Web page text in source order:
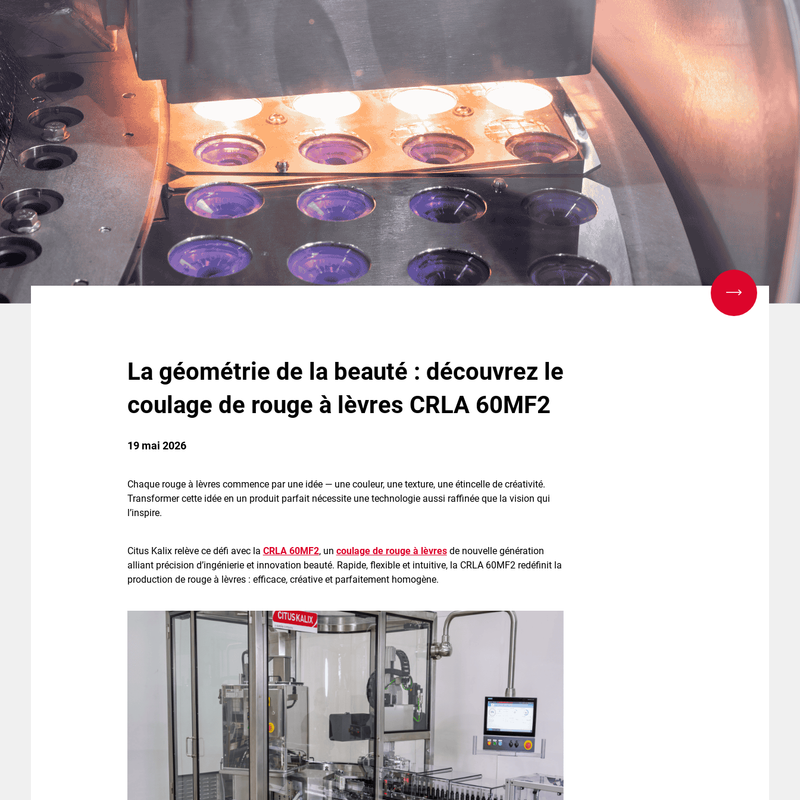
Nouvelles machines Rouge à lèvres Digital
La géométrie de la beauté : découvrez le
coulage de rouge à lèvres CRLA 60MF2
19 mai 2026
Chaque rouge à lèvres commence par une idée — une couleur, une texture, une étincelle de créativité.
Transformer cette idée en un produit parfait nécessite une technologie aussi raffinée que la vision qui
l’inspire.
Citus Kalix relève ce défi avec la CRLA 60MF2, un coulage de rouge à lèvresde nouvelle génération
alliant précision d’ingénierie et innovation beauté. Rapide, flexible et intuitive, la CRLA 60MF2 redéfinit la
production de rouge à lèvres : efficace, créative et parfaitement homogène.